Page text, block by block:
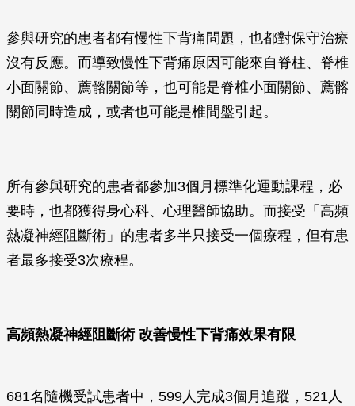
參與研究的患者都有慢性下背痛問題，也都對保守治療
沒有反應。而導致慢性下背痛原因可能來自脊柱、脊椎
小面關節、薦髂關節等，也可能是脊椎小面關節、薦髂
關節同時造成，或者也可能是椎間盤引起。
所有參與研究的患者都參加3個月標準化運動課程，必
要時，也都獲得身心科、心理醫師協助。而接受「高頻
熱凝神經阻斷術」的患者多半只接受一個療程，但有患
者最多接受3次療程。
高頻熱凝神經阻斷術 改善慢性下背痛效果有限
681名隨機受試患者中，599人完成3個月追蹤，521人